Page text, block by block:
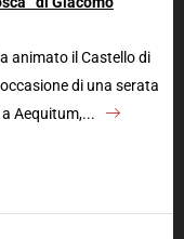
animato il Castello di
di una serata
Aequitum,...